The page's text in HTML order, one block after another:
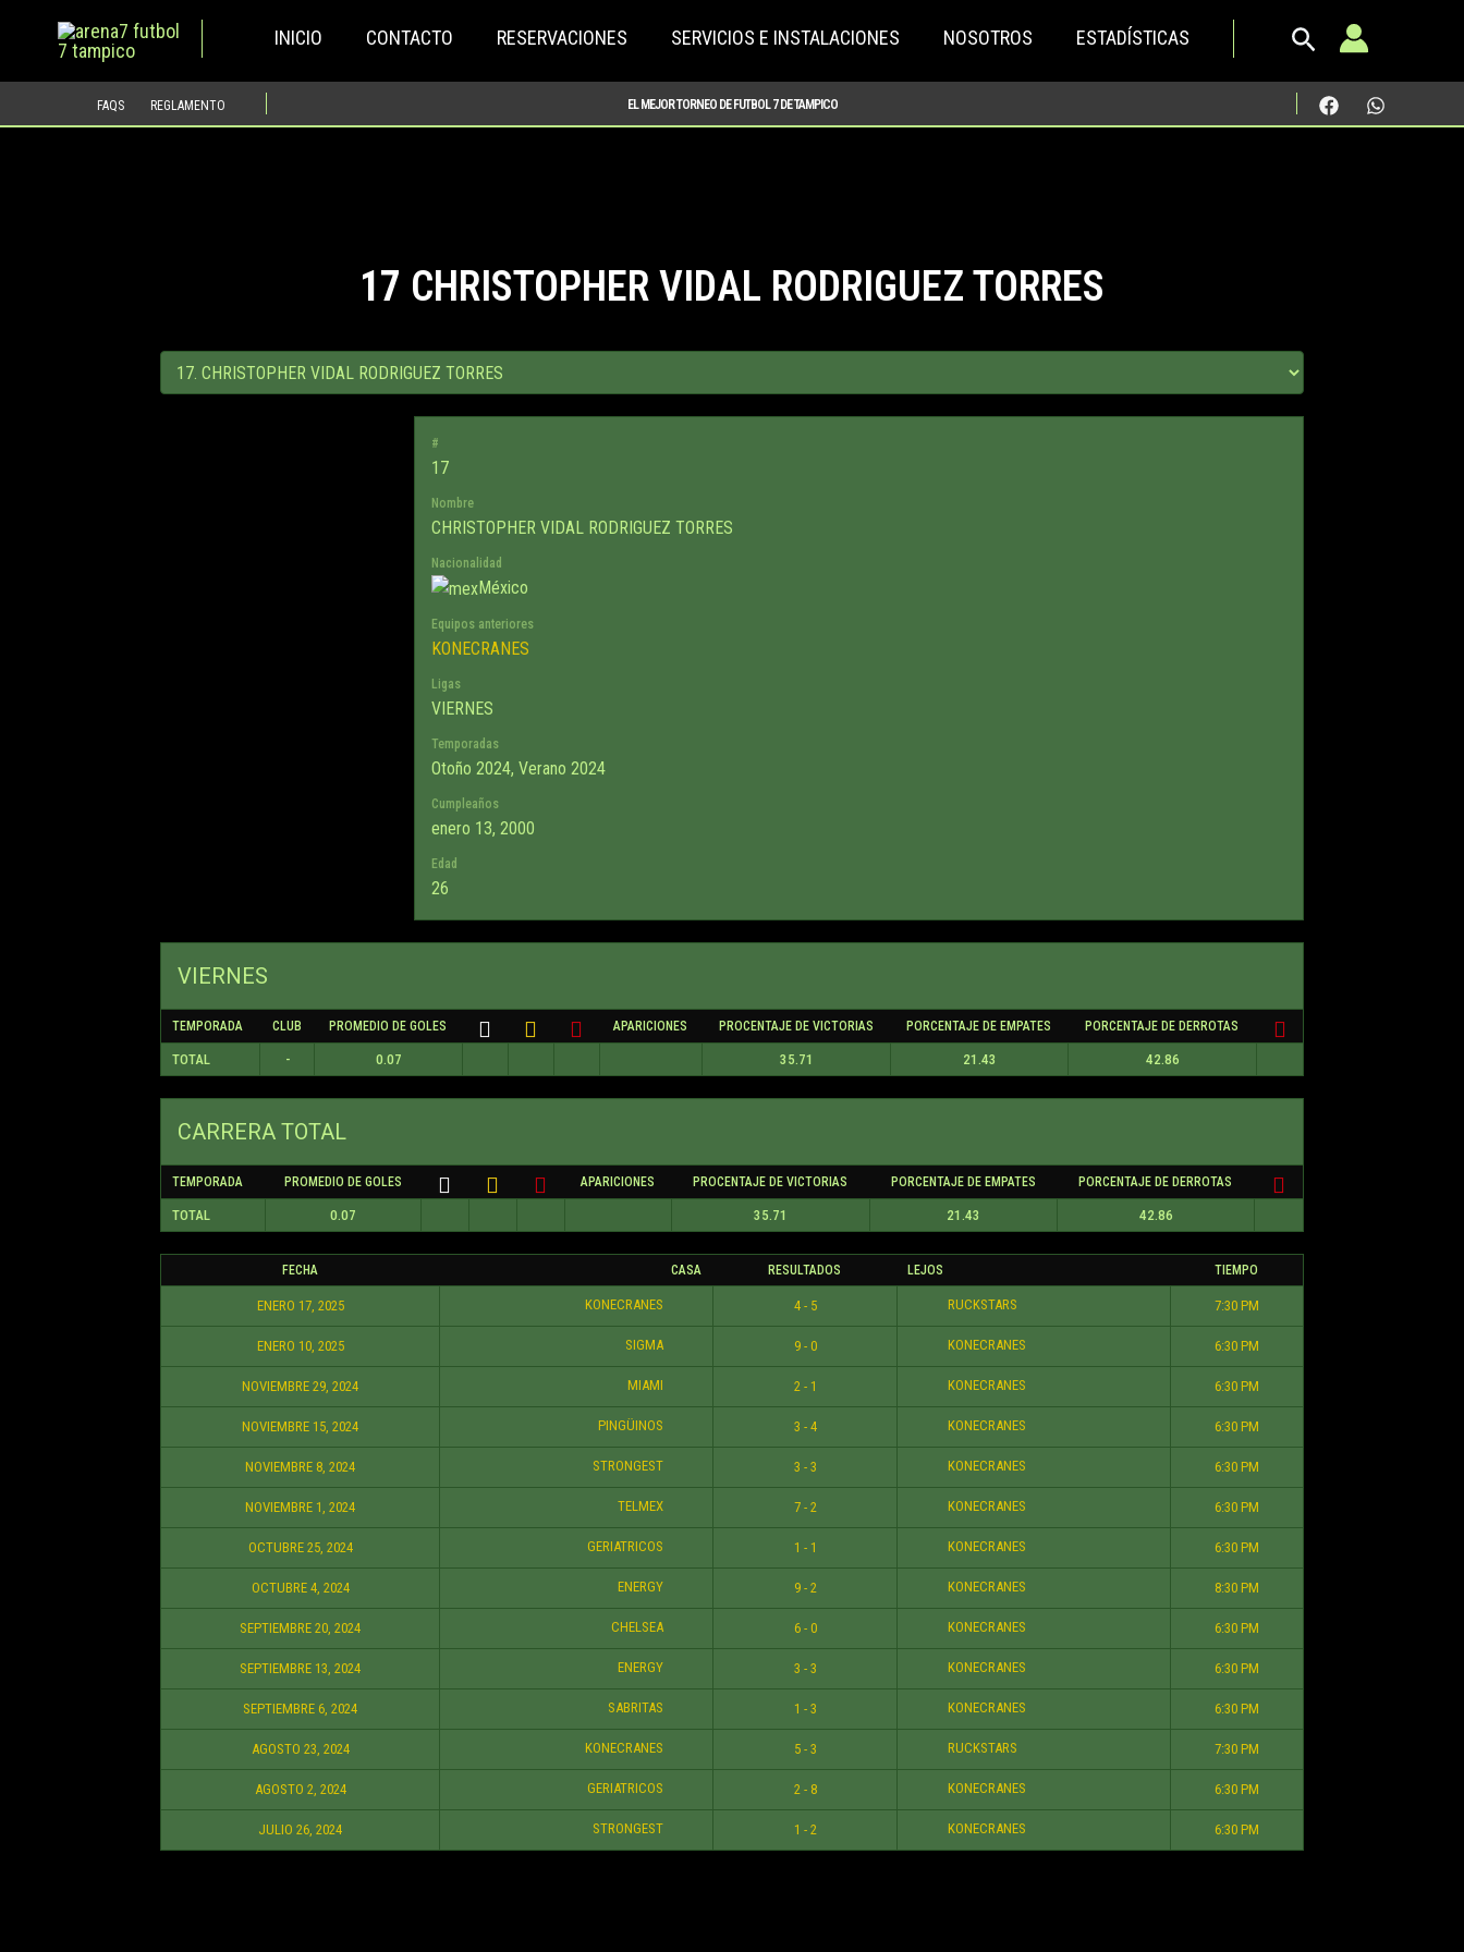
contenido
INICIO CONTACTO RESERVACIONES SERVICIOS E INSTALACIONES NOSOTROS ESTADÍSTICAS
FAQS REGLAMENTO EL MEJOR TORNEO DE FUTBOL 7 DE TAMPICO
17 CHRISTOPHER VIDAL RODRIGUEZ TORRES
#
17
Nombre
CHRISTOPHER VIDAL RODRIGUEZ TORRES
Nacionalidad
México
Equipos anteriores
KONECRANES
Ligas
VIERNES
Temporadas
Otoño 2024, Verano 2024
Cumpleaños
enero 13, 2000
Edad
26
VIERNES
TEMPORADA CLUB PROMEDIO DE GOLES APARICIONES PROCENTAJE DE VICTORIAS PORCENTAJE DE EMPATES PORCENTAJE DE DERROTAS
TOTAL - 0.07 35.71 21.43 42.86
CARRERA TOTAL
TEMPORADA PROMEDIO DE GOLES APARICIONES PROCENTAJE DE VICTORIAS PORCENTAJE DE EMPATES PORCENTAJE DE DERROTAS
TOTAL 0.07 35.71 21.43 42.86
FECHA CASA RESULTADOS LEJOS TIEMPO
ENERO 17, 2025 KONECRANES 4 - 5 RUCKSTARS 7:30 PM
ENERO 10, 2025 SIGMA 9 - 0 KONECRANES 6:30 PM
NOVIEMBRE 29, 2024 MIAMI 2 - 1 KONECRANES 6:30 PM
NOVIEMBRE 15, 2024 PINGÜINOS 3 - 4 KONECRANES 6:30 PM
NOVIEMBRE 8, 2024 STRONGEST 3 - 3 KONECRANES 6:30 PM
NOVIEMBRE 1, 2024 TELMEX 7 - 2 KONECRANES 6:30 PM
OCTUBRE 25, 2024 GERIATRICOS 1 - 1 KONECRANES 6:30 PM
OCTUBRE 4, 2024 ENERGY 9 - 2 KONECRANES 8:30 PM
SEPTIEMBRE 20, 2024 CHELSEA 6 - 0 KONECRANES 6:30 PM
SEPTIEMBRE 13, 2024 ENERGY 3 - 3 KONECRANES 6:30 PM
SEPTIEMBRE 6, 2024 SABRITAS 1 - 3 KONECRANES 6:30 PM
AGOSTO 23, 2024 KONECRANES 5 - 3 RUCKSTARS 7:30 PM
AGOSTO 2, 2024 GERIATRICOS 2 - 8 KONECRANES 6:30 PM
JULIO 26, 2024 STRONGEST 1 - 2 KONECRANES 6:30 PM